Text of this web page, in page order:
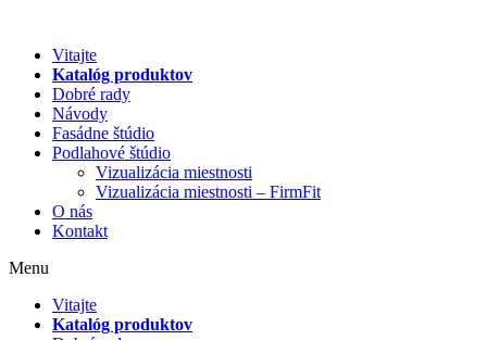
obsah
Vitajte
Katalóg produktov
Dobré rady
Návody
Fasádne štúdio
Podlahové štúdio
Vizualizácia miestnosti
Vizualizácia miestnosti – FirmFit
O nás
Kontakt
Menu
Vitajte
Katalóg produktov